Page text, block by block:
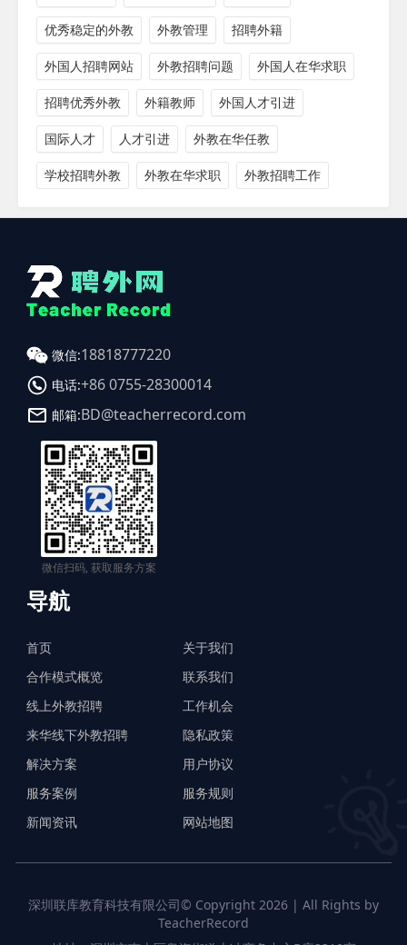
优秀稳定的外教 外教管理 招聘外籍
外国人招聘网站 外教招聘问题 外国人在华求职
招聘优秀外教 外籍教师 外国人才引进
国际人才 人才引进 外教在华任教
学校招聘外教 外教在华求职 外教招聘工作
微信:18818777220
电话:+86 0755-28300014
邮箱:BD@teacherrecord.com
微信扫码, 获取服务方案
导航
首页
合作模式概览
线上外教招聘
来华线下外教招聘
解决方案
服务案例
新闻资讯
关于我们
联系我们
工作机会
隐私政策
用户协议
服务规则
网站地图
深圳联库教育科技有限公司© Copyright 2026 | All Rights by
TeacherRecord